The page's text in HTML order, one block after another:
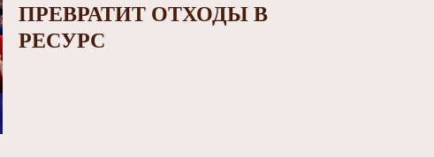
ПРЕВРАТИТ ОТХОДЫ В
РЕСУРС